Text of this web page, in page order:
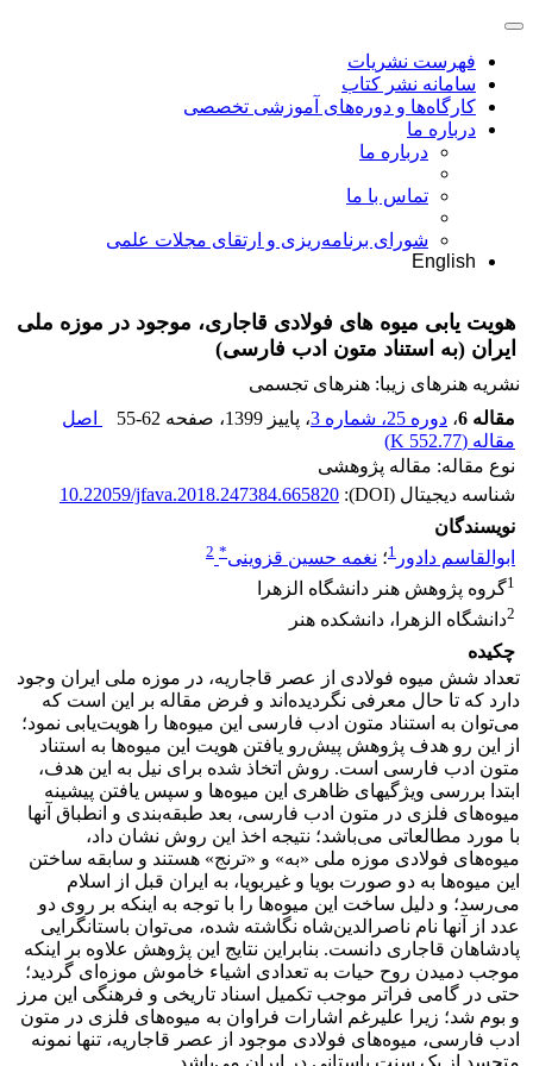
فهرست نشریات
سامانه نشر کتاب
کارگاه‌ها و دوره‌های آموزشی تخصصی
درباره ما
درباره ما
تماس با ما
شورای برنامه‌ریزی و ارتقای مجلات علمی
English
هویت یابی میوه های فولادی قاجاری، موجود در موزه ملی
ایران (به استناد متون ادب فارسی)
نشریه هنرهای زیبا: هنرهای تجسمی
مقاله 6
، دوره 25، شماره 3 ، پاییز 1399 ، صفحه 55-62
اصل
مقاله (552.77 K
)
نوع مقاله: مقاله پژوهشی
شناسه دیجیتال (DOI):
10.22059/jfava.2018.247384.665820
نویسندگان
ابوالقاسم دادور 1؛ نغمه حسین قزوینی*
2
1گروه پژوهش هنر دانشگاه الزهرا
2دانشگاه الزهرا، دانشکده هنر
چکیده
تعداد شش میوه فولادی از عصر قاجاریه، در موزه ملی ایران وجود
دارد که تا حال معرفی نگردیده‌اند و فرض مقاله بر این است که
می‌توان به استناد متون ادب فارسی این میوه‌ها را هویت‌یابی نمود؛
از این رو هدف پژوهش پیش‌رو یافتن هویت این میوه‌ها به استناد
متون ادب فارسی است. روش اتخاذ شده برای نیل به این هدف،
ابتدا بررسی ویژگیهای ظاهری این میوه‌ها و سپس یافتن پیشینه
میوه‌های فلزی در متون ادب فارسی، بعد طبقه‌بندی و انطباق آنها
با مورد مطالعاتی می‌باشد؛ نتیجه اخذ این روش نشان داد،
میوه‌های فولادی موزه ملی «به» و «ترنج» هستند و سابقه ساختن
این میوه‌ها به دو صورت بویا و غیربویا، به ایران قبل از اسلام
می‌رسد؛ و دلیل ساخت این میوه‌ها را با توجه به اینکه بر روی دو
عدد از آنها نام ناصرالدین‌شاه نگاشته شده، می‌توان باستانگرایی
پادشاهان قاجاری دانست. بنابراین نتایج این پژوهش علاوه بر اینکه
موجب دمیدن روح حیات به تعدادی اشیاء خاموش موزه‌ای گردید؛
حتی در گامی فراتر موجب تکمیل اسناد تاریخی و فرهنگی این مرز
و بوم شد؛ زیرا علیرغم اشارات فراوان به میوه‌های فلزی در متون
ادب فارسی، میوه‌های فولادی موجود از عصر قاجاریه، تنها نمونه
متجسد از یک سنت باستانی در ایران می‌باشد.